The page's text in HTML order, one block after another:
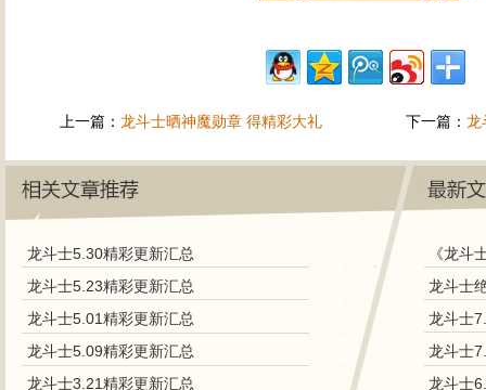
上一篇： 龙斗士晒神魔勋章 得精彩大礼 下一篇： 龙
龙斗士5.30精彩更新汇总
龙斗士5.23精彩更新汇总
龙斗士5.01精彩更新汇总
龙斗士5.09精彩更新汇总
龙斗士3.21精彩更新汇总
《龙斗
龙斗士
龙斗士
龙斗士